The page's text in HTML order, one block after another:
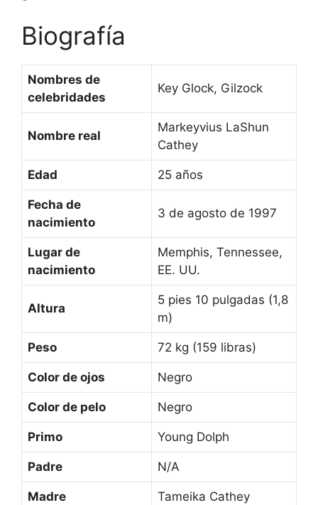
Biografía
Nombres de
celebridades
Key Glock, Gilzock
Nombre real
Markeyvius LaShun
Cathey
Edad 25 años
Fecha de
nacimiento
3 de agosto de 1997
Lugar de
nacimiento
Memphis, Tennessee,
EE. UU.
Altura
5 pies 10 pulgadas (1,8
m)
Peso 72 kg (159 libras)
Color de ojos Negro
Color de pelo Negro
Primo Young Dolph
Padre N/A
Madre Tameika Cathey